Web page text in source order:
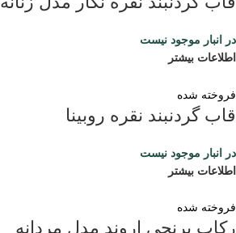
در انبار موجود نیست
اطلاعات بیشتر
فروخته شده
قاب گردنبند نقره روبینا
در انبار موجود نیست
اطلاعات بیشتر
فروخته شده
رکاب برنجی اروند مدل مردانه